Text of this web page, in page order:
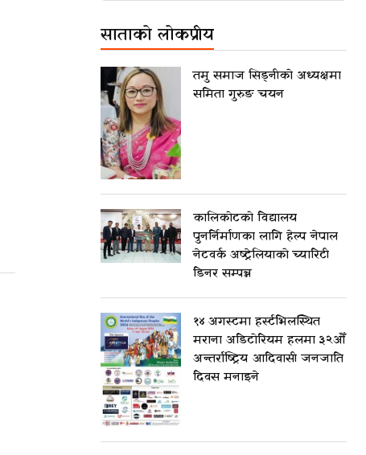
साताको लोकप्रीय
तमु समाज सिड्नीको अध्यक्षमा
समिता गुरुङ चयन
कालिकोटको विद्यालय
पुनर्निर्माणका लागि हेल्प नेपाल
नेटवर्क अष्ट्रेलियाको च्यारिटी
डिनर सम्पन्न
१४ अगस्टमा हर्स्टभिलस्थित
मराना अडिटोरियम हलमा ३२औँ
अन्तर्राष्ट्रिय आदिवासी जनजाति
दिवस मनाइने